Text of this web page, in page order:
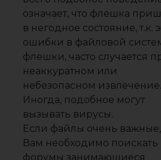
означает, что флешка
в негодное состояние, т.к.
ошибки в файловой
флешки, часто случается
неаккуратном или
небезопасном извлечение.
Иногда, подобное могут
вызывать вирусы.
Если файлы очень важные,
Вам необходимо поискать
форумы занимающиеся